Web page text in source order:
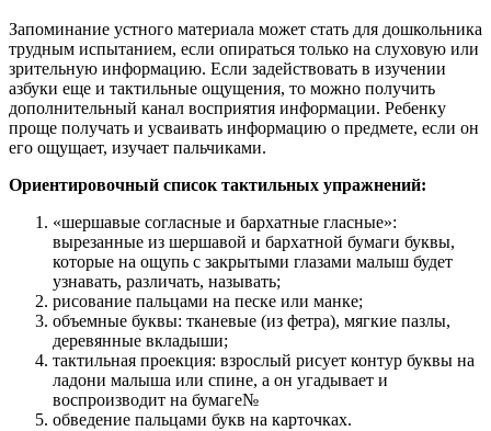
Запоминание устного материала может стать для дошкольника
трудным испытанием, если опираться только на слуховую или
зрительную информацию. Если задействовать в изучении
азбуки еще и тактильные ощущения, то можно получить
дополнительный канал восприятия информации. Ребенку
проще получать и усваивать информацию о предмете, если он
его ощущает, изучает пальчиками.
Ориентировочный список тактильных упражнений:
«шершавые согласные и бархатные гласные»:
вырезанные из шершавой и бархатной бумаги буквы,
которые на ощупь с закрытыми глазами малыш будет
узнавать, различать, называть;
рисование пальцами на песке или манке;
объемные буквы: тканевые (из фетра), мягкие пазлы,
деревянные вкладыши;
тактильная проекция: взрослый рисует контур буквы на
ладони малыша или спине, а он угадывает и
воспроизводит на бумаге№
обведение пальцами букв на карточках.